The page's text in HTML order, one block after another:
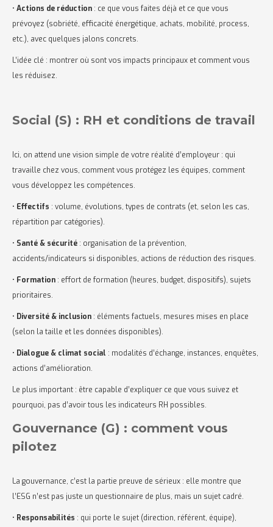
• Actions de réduction : ce que vous faites déjà et ce que vous
prévoyez (sobriété, efficacité énergétique, achats, mobilité, process,
etc.), avec quelques jalons concrets.
L’idée clé : montrer où sont vos impacts principaux et comment vous
les réduisez.
Social (S) : RH et conditions de travail
Ici, on attend une vision simple de votre réalité d’employeur : qui
travaille chez vous, comment vous protégez les équipes, comment
vous développez les compétences.
• Effectifs : volume, évolutions, types de contrats (et, selon les cas,
répartition par catégories).
• Santé & sécurité : organisation de la prévention,
accidents/indicateurs si disponibles, actions de réduction des risques.
• Formation : effort de formation (heures, budget, dispositifs), sujets
prioritaires.
• Diversité & inclusion : éléments factuels, mesures mises en place
(selon la taille et les données disponibles).
• Dialogue & climat social : modalités d’échange, instances, enquêtes,
actions d’amélioration.
Le plus important : être capable d’expliquer ce que vous suivez et
pourquoi, pas d’avoir tous les indicateurs RH possibles.
Gouvernance (G) : comment vous
pilotez
La gouvernance, c’est la partie preuve de sérieux : elle montre que
l’ESG n’est pas juste un questionnaire de plus, mais un sujet cadré.
• Responsabilités : qui porte le sujet (direction, référent, équipe),